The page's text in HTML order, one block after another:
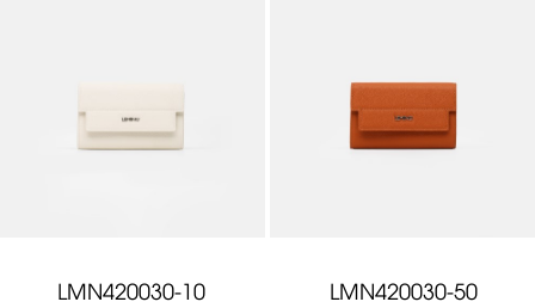
LMN420030-10
LMN420030-50